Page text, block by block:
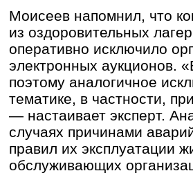
Моисеев напомнил, что
из оздоровительных
оперативно исключило
электронных аукционов.
поэтому аналогичное
тематике, в частности,
— настаивает эксперт.
случаях причинами
правил их эксплуатации
обслуживающих